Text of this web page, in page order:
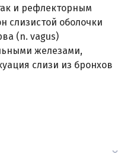
и рефлекторным
слизистой оболочки
(n. vagus)
железами,
слизи из бронхов